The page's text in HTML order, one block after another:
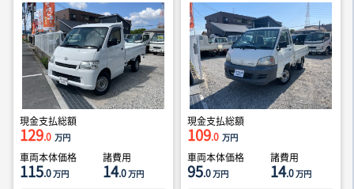
現金支払総額
129.0 万円
車両本体価格
115.0万円
諸費用
14.0万円
現金支払総額
109.0 万円
車両本体価格
95.0万円
諸費用
14.0万円